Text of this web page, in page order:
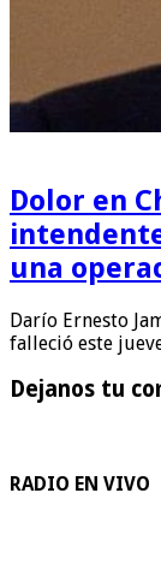
Dolor en
una
Darío Ernesto
falleció este
Dejanos tu
RADIO EN VIVO